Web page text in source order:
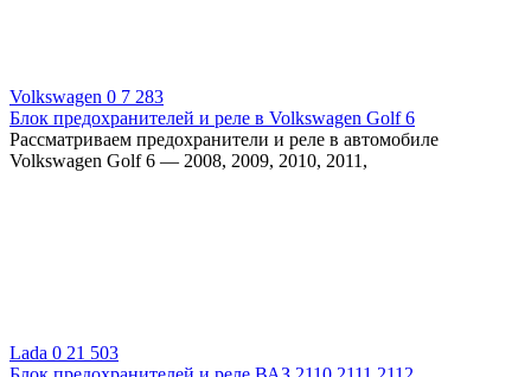
Volkswagen 0 7 283
Блок предохранителей и реле в Volkswagen Golf 6
Рассматриваем предохранители и реле в автомобиле
Volkswagen Golf 6 — 2008, 2009, 2010, 2011,
Lada 0 21 503